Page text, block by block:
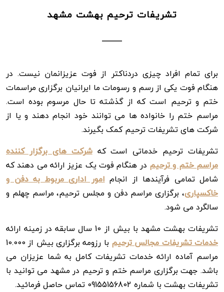
تشریفات ترحیم بهشت مشهد
برای تمام افراد چیزی دردناکتر از فوت عزیزانمان نیست. در
هنگام فوت یکی از رسم و رسومات ما ایرانیان برگزاری مراسمات
ختم و ترحیم است که از گذشته تا حال مرسوم بوده است.
مراسم ختم را خانواده ها می توانند خود انجام دهند و یا از
شرکت های تشریفات ترحیم کمک بگیرند.
تشریفات ترحیم خدماتی است کهشرکت های برگزار کننده
مراسم ختم و ترحیم در هنگام فوت یک عزیز ارائه می دهند که
شامل تمامی فرآیندها از انجامامور اداری مربوط به دفن و
خاکسپاری، برگزاری مراسم دفن و مجلس ترحیم، مراسم چهلم و
سالگرد می شود.
تشریفات بهشت مشهد با بیش از 10 سال سابقه در زمینه ارائه
خدمات تشریفات مجالس ترحیم
با رزومه برگزاری بیش از 10.000
مراسم آماده ارائه خدمات تشریفات کامل به شما عزیزان می
باشد. جهت برگزاری مراسم ختم و ترحیم در مشهد می توانید با
تشریفات بهشت با شماره 09155156802 تماس حاصل فرمائید.